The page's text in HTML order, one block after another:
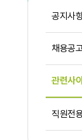
공지사
채용공
관련사
직원전